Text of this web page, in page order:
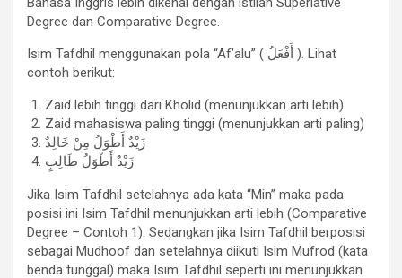
Degree dan Comparative Degree.
Isim Tafdhil menggunakan pola “Af’alu” ( أَفْعَلُ ). Lihat
contoh berikut:
Zaid lebih tinggi dari Kholid (menunjukkan arti lebih)
Zaid mahasiswa paling tinggi (menunjukkan arti paling)
زَيْدٌ أَطْوَلُ مِنْ خَالِدٌ
زَيْدٌ أَطْوَلُ طَالِبٍ
Jika Isim Tafdhil setelahnya ada kata “Min” maka pada
posisi ini Isim Tafdhil menunjukkan arti lebih (Comparative
Degree – Contoh 1). Sedangkan jika Isim Tafdhil berposisi
sebagai Mudhoof dan setelahnya diikuti Isim Mufrod (kata
benda tunggal) maka Isim Tafdhil seperti ini menunjukkan